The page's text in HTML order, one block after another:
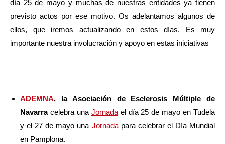
día 25 de mayo y muchas de nuestras entidades ya tienen
previsto actos por ese motivo. Os adelantamos algunos de
ellos, que iremos actualizando en estos días. Es muy
importante nuestra involucración y apoyo en estas iniciativas
ADEMNA, la Asociación de Esclerosis Múltiple de
Navarracelebra una Jornadael día 25 de mayo en Tudela
y el 27 de mayo una Jornadapara celebrar el Día Mundial
en Pamplona.